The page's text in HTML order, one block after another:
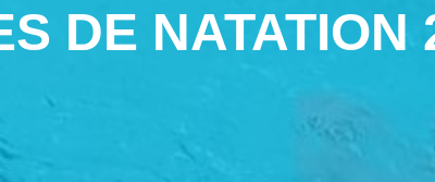
DE NATATION